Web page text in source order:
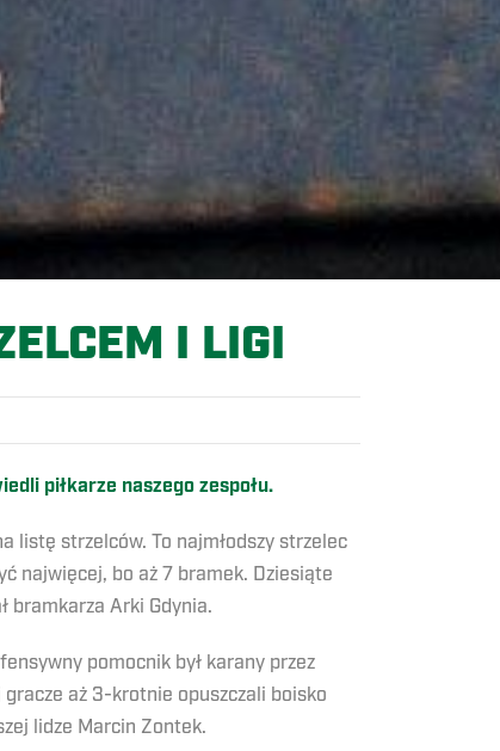
I LIGI
piłkarze naszego zespołu.
listę strzelców. To najmłodszy strzelec
najwięcej, bo aż 7 bramek. Dziesiąte
bramkarza Arki Gdynia.
pomocnik był karany przez
aż 3-krotnie opuszczali boisko
lidze Marcin Zontek.